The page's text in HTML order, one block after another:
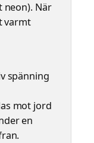
neon). När
varmt
spänning
mot jord
en